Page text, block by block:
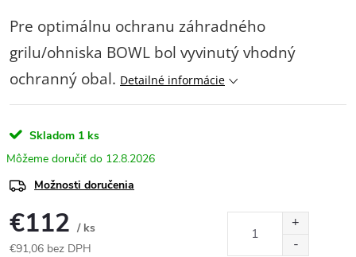
Pre optimálnu ochranu záhradného
grilu/ohniska BOWL bol vyvinutý vhodný
ochranný obal. Detailné informácie
Skladom 1 ks
12.8.2026
Možnosti doručenia
€112 / ks
€91,06 bez DPH